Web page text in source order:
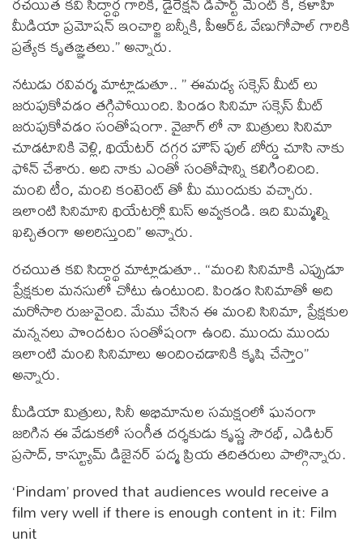
మీడియా ప్రమోషన్ ఇంచార్జి బన్నీకి, పీఆర్ఓ వేణుగోపాల్ గారికి
ప్రత్యేక కృతఙ్ఞతలు.” అన్నారు.
నటుడు రవివర్మ మాట్లాడుతూ.. ” ఈమధ్య సక్సెస్ మీట్ లు
జరుపుకోవడం తగ్గిపోయింది. పిండం సినిమా సక్సెస్ మీట్
జరుపుకోవడం సంతోషంగా. వైజాగ్ లో నా మిత్రులు సినిమా
చూడటానికి వెళ్లి, థియేటర్ దగ్గర హౌస్ ఫుల్ బోర్డు చూసి నాకు
ఫోన్ చేశారు. అది నాకు ఎంతో సంతోషాన్ని కలిగించింది.
మంచి టీం, మంచి కంటెంట్ తో మీ ముందుకు వచ్చారు.
ఇలాంటి సినిమాని థియేటర్లో మిస్ అవ్వకండి. ఇది మిమ్మల్ని
ఖచ్చితంగా అలరిస్తుంది” అన్నారు.
రచయిత కవి సిద్ధార్థ మాట్లాడుతూ.. “మంచి సినిమాకి ఎప్పుడూ
ప్రేక్షకుల మనసులో చోటు ఉంటుంది. పిండం సినిమాతో అది
మరోసారి రుజువైంది. మేము చేసిన ఈ మంచి సినిమా, ప్రేక్షకుల
మన్ననలు పొందటం సంతోషంగా ఉంది. ముందు ముందు
ఇలాంటి మంచి సినిమాలు అందించడానికి కృషి చేస్తాం”
అన్నారు.
మీడియా మిత్రులు, సినీ అభిమానుల సమక్షంలో ఘనంగా
జరిగిన ఈ వేడుకలో సంగీత దర్శకుడు కృష్ణ సౌరభ్, ఎడిటర్
ప్రసాద్, కాస్ట్యూమ్ డిజైనర్ పద్మ ప్రియ తదితరులు పాల్గొన్నారు.
‘Pindam’ proved that audiences would receive a
film very well if there is enough content in it: Film
unit